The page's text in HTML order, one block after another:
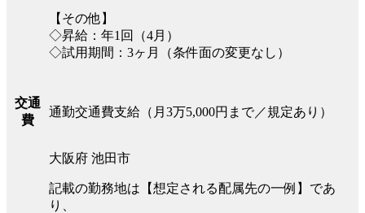
【その他】
◇昇給：年1回（4月）
◇試用期間：3ヶ月（条件面の変更なし）
交通
費
通勤交通費支給（月3万5,000円まで／規定あり）
大阪府 池田市
記載の勤務地は【想定される配属先の一例】であ
り、